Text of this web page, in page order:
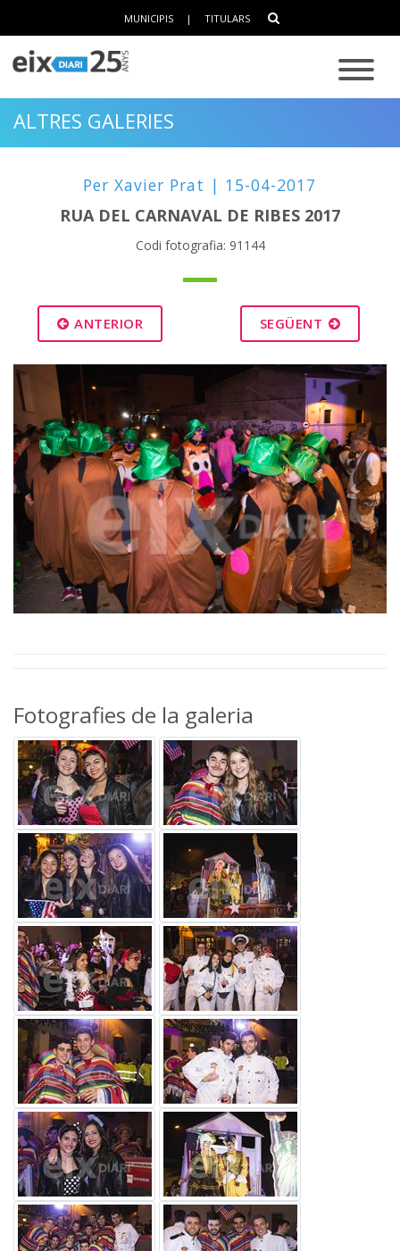
MUNICIPIS | TITULARS
ALTRES GALERIES
Per Xavier Prat | 15-04-2017
RUA DEL CARNAVAL DE RIBES 2017
Codi fotografia: 91144
ANTERIOR SEGÜENT
Fotografies de la galeria